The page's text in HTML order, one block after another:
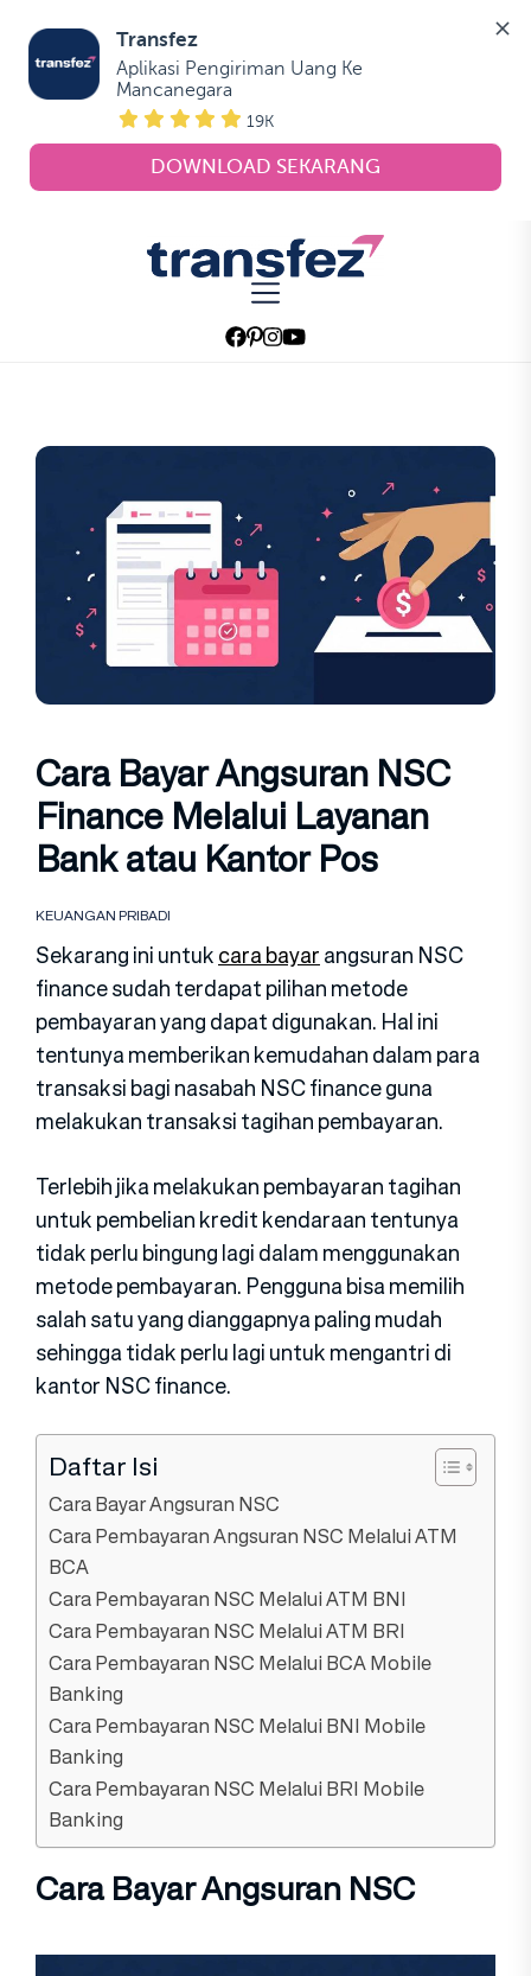
Transfez
Aplikasi Pengiriman Uang Ke
Mancanegara
19K
DOWNLOAD SEKARANG
Transfez
Cara Bayar Angsuran NSC
Finance Melalui Layanan
Bank atau Kantor Pos
KEUANGAN PRIBADI
Sekarang ini untukcara bayarangsuran NSC
finance sudah terdapat pilihan metode
pembayaran yang dapat digunakan. Hal ini
tentunya memberikan kemudahan dalam para
transaksi bagi nasabah NSC finance guna
melakukan transaksi tagihan pembayaran.
Terlebih jika melakukan pembayaran tagihan
untuk pembelian kredit kendaraan tentunya
tidak perlu bingung lagi dalam menggunakan
metode pembayaran. Pengguna bisa memilih
salah satu yang dianggapnya paling mudah
sehingga tidak perlu lagi untuk mengantri di
kantor NSC finance.
Daftar Isi
Cara Bayar Angsuran NSC
Cara Pembayaran Angsuran NSC Melalui ATM
BCA
Cara Pembayaran NSC Melalui ATM BNI
Cara Pembayaran NSC Melalui ATM BRI
Cara Pembayaran NSC Melalui BCA Mobile
Banking
Cara Pembayaran NSC Melalui BNI Mobile
Banking
Cara Pembayaran NSC Melalui BRI Mobile
Banking
Cara Bayar Angsuran NSC